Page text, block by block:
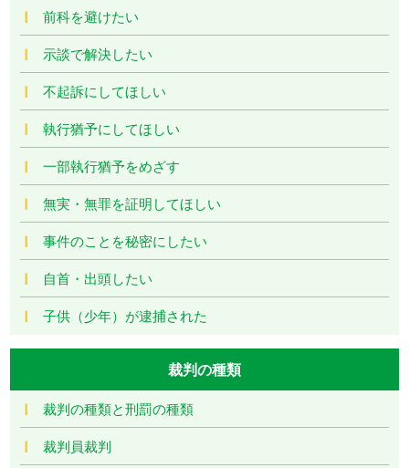
前科を避けたい
示談で解決したい
不起訴にしてほしい
執行猶予にしてほしい
一部執行猶予をめざす
無実・無罪を証明してほしい
事件のことを秘密にしたい
自首・出頭したい
子供（少年）が逮捕された
裁判の種類
裁判の種類と刑罰の種類
裁判員裁判